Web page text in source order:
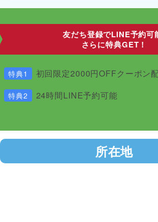
友だち登録でLINE予約可
さらに特典GET！
特典1 初回限定2000円OFFクーポン
特典2 24時間LINE予約可能
所在地